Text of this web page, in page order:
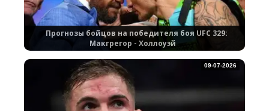
Прогнозы бойцов на победителя боя UFC 329:
Макгрегор - Холлоуэй
09-07-2026